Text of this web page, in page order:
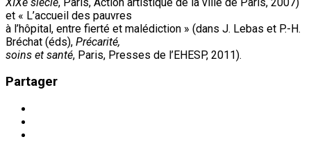
et « L’accueil des pauvres
à l’hôpital, entre fierté et malédiction » (dans J. Lebas et P.-H.
Bréchat (éds), Précarité,
soins et santé, Paris, Presses de l’EHESP, 2011).
Partager